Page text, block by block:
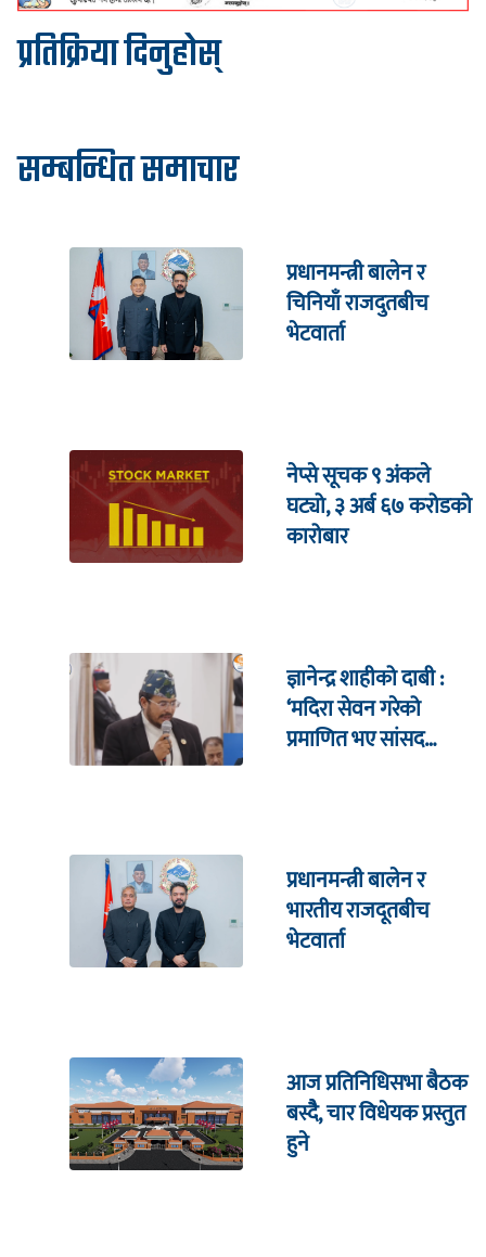
प्रतिक्रिया दिनुहोस्
सम्बन्धित समाचार
प्रधानमन्त्री बालेन र
चिनियाँ राजदुतबीच
भेटवार्ता
नेप्से सूचक ९ अंकले
घट्यो, ३ अर्ब ६७ करोडको
कारोबार
ज्ञानेन्द्र शाहीको दाबी :
‘मदिरा सेवन गरेको
प्रमाणित भए सांसद
प्रधानमन्त्री बालेन र
भारतीय राजदूतबीच
भेटवार्ता
आज प्रतिनिधिसभा बैठक
बस्दैै, चार विधेयक प्रस्तुत
हुने